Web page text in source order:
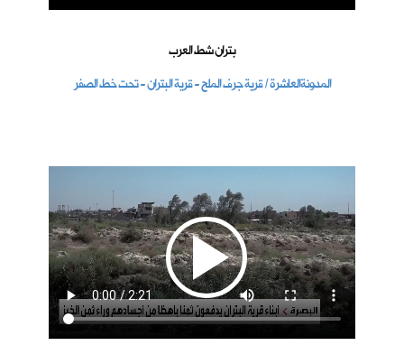
بتران شط العرب
المدونةالعاشرة / قرية جرف الملح - قرية البتران - تحت خط الصفر